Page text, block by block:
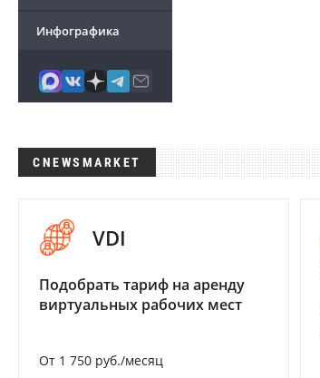
Инфографика
CNEWSMARKET
VDI
Подобрать тариф на аренду
виртуальных рабочих мест
От 1 750 руб./месяц